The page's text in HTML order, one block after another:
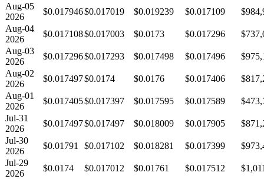
Aug-05
2026
$0.017946$0.017019 $0.019239 $0.017109
Aug-04
2026
$0.017108$0.017003 $0.0173 $0.017296
Aug-03
2026
$0.017296$0.017293 $0.017498 $0.017496
Aug-02
2026
$0.017497$0.0174 $0.0176 $0.017406
Aug-01
2026
$0.017405$0.017397 $0.017595 $0.017589
Jul-31
2026
$0.017497$0.017497 $0.018009 $0.017905
Jul-30
2026
$0.01791 $0.017102 $0.018281 $0.017399
Jul-29
2026
$0.0174 $0.017012 $0.01761 $0.017512